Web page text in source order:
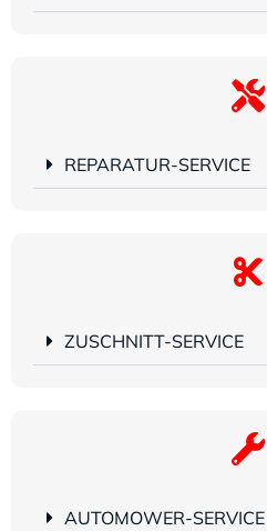
REPARATUR-SERVICE
ZUSCHNITT-SERVICE
AUTOMOWER-SERVICE